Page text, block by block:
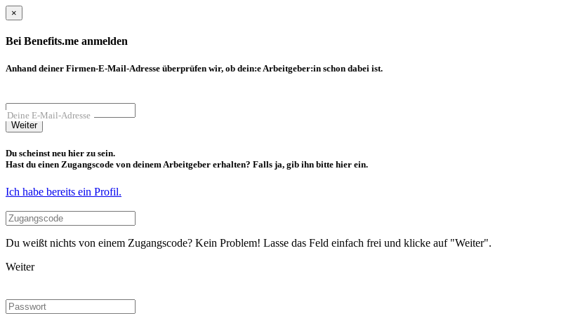
×
Bei Benefits.me anmelden
Anhand deiner Firmen-E-Mail-Adresse überprüfen wir, ob dein:e Arbeitgeber:in schon dabei ist.
Deine E-Mail-Adresse
Weiter
Du scheinst neu hier zu sein.
Hast du einen Zugangscode von deinem Arbeitgeber erhalten? Falls ja, gib ihn bitte hier ein.
Ich habe bereits ein Profil.
Du weißt nichts von einem Zugangscode? Kein Problem! Lasse das Feld einfach frei und klicke auf "Weiter".
Weiter